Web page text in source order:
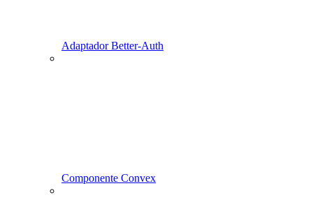
Adaptador Better-Auth
Componente Convex